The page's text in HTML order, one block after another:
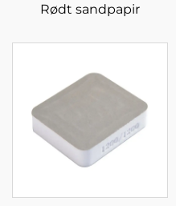
Rødt sandpapir